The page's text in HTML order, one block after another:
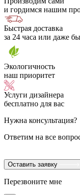
и гордимся нашим
Быстрая доставка
за 24 часа или даже
Экологичность
наш приоритет
Услуги дизайнера
бесплатно для вас
Нужна консультация?
Ответим на все
Оставить заявку
Перезвоните мне